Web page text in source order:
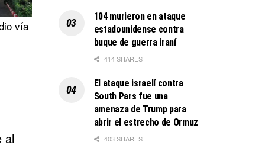
vía
al
104 murieron en ataque
estadounidense contra
buque de guerra iraní
414 SHARES
El ataque israelí contra
South Pars fue una
amenaza de Trump para
abrir el estrecho de Ormuz
403 SHARES